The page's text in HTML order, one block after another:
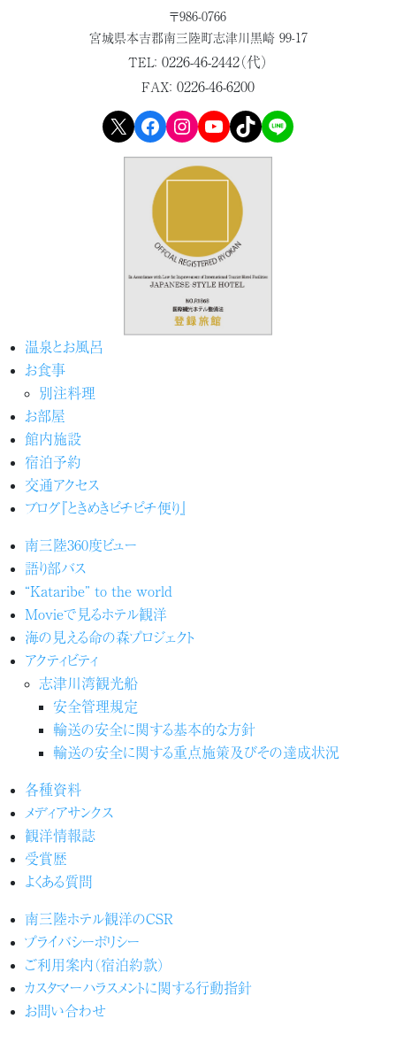
〒986-0766
宮城県本吉郡南三陸町志津川黒崎 99-17
TEL： 0226-46-2442（代）
FAX： 0226-46-6200
X Facebook Instagram YouTube TikTok LINE
温泉とお風呂
お食事
別注料理
お部屋
館内施設
宿泊予約
交通アクセス
ブログ『ときめきピチピチ便り』
南三陸360度ビュー
語り部バス
“Kataribe” to the world
Movieで見るホテル観洋
海の見える命の森プロジェクト
アクティビティ
志津川湾観光船
安全管理規定
輸送の安全に関する基本的な方針
輸送の安全に関する重点施策及びその達成状況
各種資料
メディアサンクス
観洋情報誌
受賞歴
よくある質問
南三陸ホテル観洋のCSR
プライバシーポリシー
ご利用案内（宿泊約款）
カスタマーハラスメントに関する行動指針
お問い合わせ